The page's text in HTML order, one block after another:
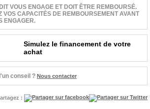
VOUS ENGAGE ET DOIT ÊTRE REMBOURSÉ.
VOS CAPACITÉS DE REMBOURSEMENT AVANT
ENGAGER.
Simulez le financement de votre
achat
conseil ? Nous contacter
: